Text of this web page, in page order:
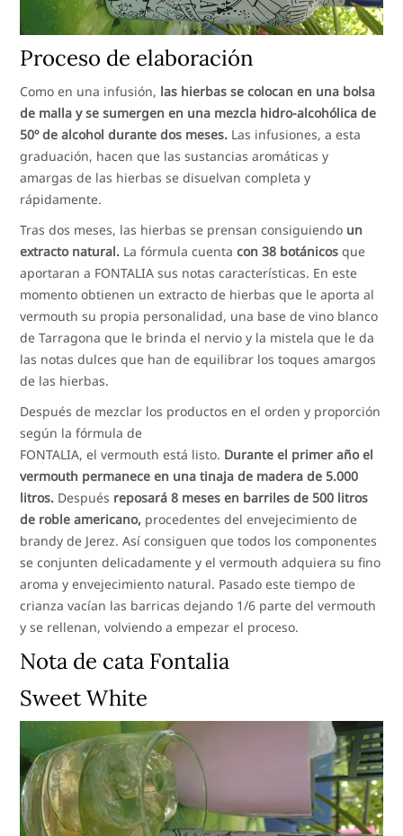
Proceso de elaboración
Como en una infusión, las hierbas se colocan en una bolsa
de malla y se sumergen en una mezcla hidro-alcohólica de
50º de alcohol durante dos meses. Las infusiones, a esta
graduación, hacen que las sustancias aromáticas y
amargas de las hierbas se disuelvan completa y
rápidamente.
Tras dos meses, las hierbas se prensan consiguiendo un
extracto natural. La fórmula cuentacon 38 botánicos que
aportaran a FONTALIA sus notas características. En este
momento obtienen un extracto de hierbas que le aporta al
vermouth su propia personalidad, una base de vino blanco
de Tarragona que le brinda el nervio y la mistela que le da
las notas dulces que han de equilibrar los toques amargos
de las hierbas.
Después de mezclar los productos en el orden y proporción
según la fórmula de
FONTALIA, el vermouth está listo. Durante el primer año el
vermouth permanece en una tinaja de madera de 5.000
litros. Después reposará 8 meses en barriles de 500 litros
de roble americano, procedentes del envejecimiento de
brandy de Jerez. Así consiguen que todos los componentes
se conjunten delicadamente y el vermouth adquiera su fino
aroma y envejecimiento natural. Pasado este tiempo de
crianza vacían las barricas dejando 1/6 parte del vermouth
y se rellenan, volviendo a empezar el proceso.
Nota de cata Fontalia
Sweet White